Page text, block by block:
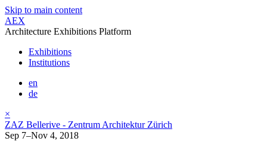
Skip to main content
AEX
Architecture Exhibitions Platform
Exhibitions
Institutions
en
de
×
ZAZ Bellerive - Zentrum Architektur Zürich
Sep 7–Nov 4, 2018